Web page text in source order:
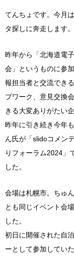
てんちょです。今月
タ探しに奔走します。
昨年から「北海道電
会」というものに参
報担当者と交流でき
プワーク、意見交換
きる大変ありがたい企
昨年に引き続き今年
ん氏が「slidoコメン
りフォーラム2024」
した。
会場は札幌市。ちゅ
とも同じイベント会
した。
初日に開催された自
ーとして参加してい